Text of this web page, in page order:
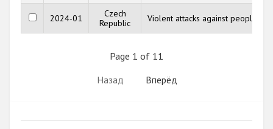
2024-01
Czech
Republic
Violent attacks against people
Page 1 of 11
Назад
Вперёд